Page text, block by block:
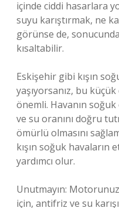
içinde ciddi hasarlara
suyu karıştırmak, ne
görünse de,
kısaltabilir.
Eskişehir gibi kışın
yaşıyorsanız, bu
önemli. Havanın
ve su oranını doğru
ömürlü olmasını
kışın soğuk havaların
yardımcı olur.
Unutmayın:
için, antifriz ve su